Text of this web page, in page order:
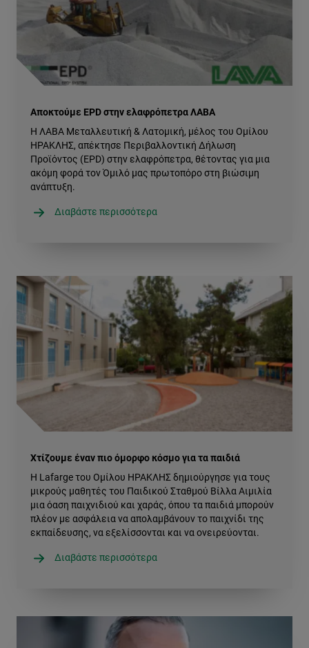
Αποκτούμε EPD στην ελαφρόπετρα ΛΑΒΑ
Η ΛΑΒΑ Μεταλλευτική & Λατομική, μέλος του Ομίλου
ΗΡΑΚΛΗΣ, απέκτησε Περιβαλλοντική Δήλωση
Προϊόντος (EPD) στην ελαφρόπετρα, θέτοντας για μια
ακόμη φορά τον Όμιλό μας πρωτοπόρο στη βιώσιμη
ανάπτυξη.
Διαβάστε περισσότερα
Χτίζουμε έναν πιο όμορφο κόσμο για τα παιδιά
Η Lafarge του Ομίλου ΗΡΑΚΛΗΣ δημιούργησε για τους
μικρούς μαθητές του Παιδικού Σταθμού Βίλλα Αιμιλία
μια όαση παιχνιδιού και χαράς, όπου τα παιδιά μπορούν
πλέον με ασφάλεια να απολαμβάνουν το παιχνίδι της
εκπαίδευσης, να εξελίσσονται και να ονειρεύονται.
Διαβάστε περισσότερα